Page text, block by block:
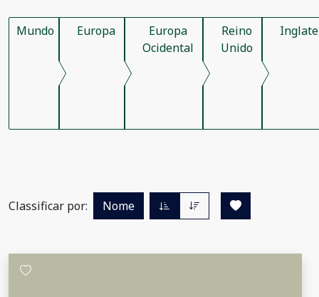
Mundo Europa
Europa
Ocidental
Reino
Unido
Classificar por: Nome